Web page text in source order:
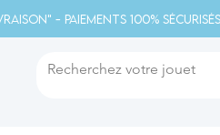
- Paiements 100%